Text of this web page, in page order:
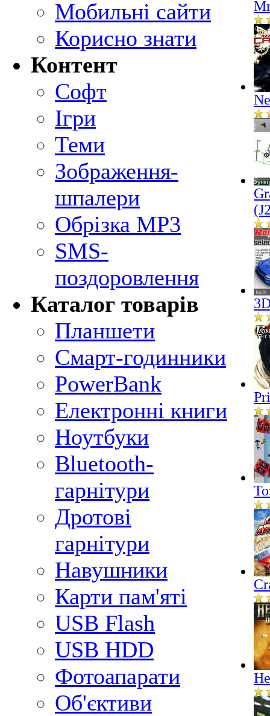
Мобильні сайти
Корисно знати
Контент
Софт
Ігри
Теми
Зображення-
шпалери
Обрізка MP3
SMS-
поздоровлення
Каталог товарів
Планшети
Смарт-годинники
PowerBank
Електронні книги
Ноутбуки
Bluetooth-
гарнітури
Дротові
гарнітури
Навушники
Карти пам'яті
USB Flash
USB HDD
Фотоапарати
Об'єктиви